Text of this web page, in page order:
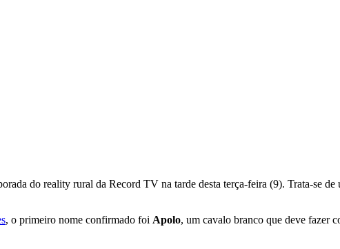
do reality rural da Record TV na tarde desta terça-feira (9). Trata-se de
, o primeiro nome confirmado foi Apolo, um cavalo branco que deve fazer